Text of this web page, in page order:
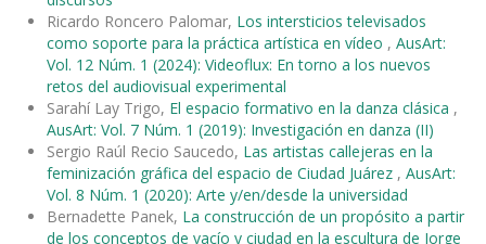
Ricardo Roncero Palomar, Los intersticios televisados
como soporte para la práctica artística en vídeo , AusArt:
Vol. 12 Núm. 1 (2024): Videoflux: En torno a los nuevos
retos del audiovisual experimental
Sarahí Lay Trigo, El espacio formativo en la danza clásica ,
AusArt: Vol. 7 Núm. 1 (2019): Investigación en danza (II)
Sergio Raúl Recio Saucedo, Las artistas callejeras en la
feminización gráfica del espacio de Ciudad Juárez , AusArt:
Vol. 8 Núm. 1 (2020): Arte y/en/desde la universidad
Bernadette Panek, La construcción de un propósito a partir
de los conceptos de vacío y ciudad en la escultura de Jorge